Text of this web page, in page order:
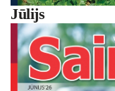
Jūlijs